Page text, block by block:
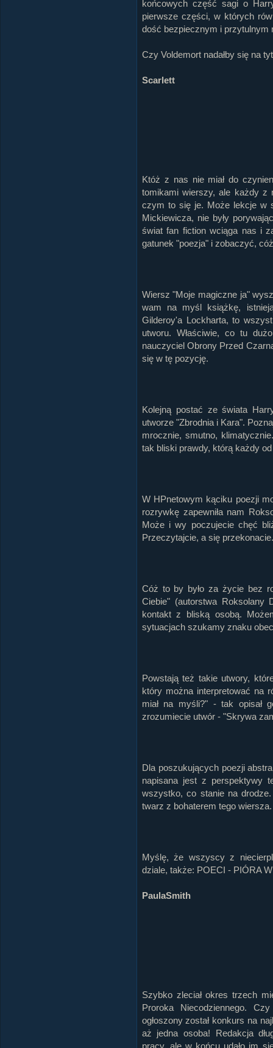
końcowych część sagi o
pierwsze części, w których
dość bezpiecznym i przytulnym
Czy Voldemort nadałby się na
Scarlett
Któż z nas nie miał do
tomikami wierszy, ale każdy
czym to się je. Może lekcje w
Mickiewicza, nie były
świat fan fiction wciąga nas i
gatunek "poezja" i zobaczyć,
Wiersz "Moje magiczne ja"
wam na myśl książkę,
Gilderoy'a Lockharta, to
utworu. Właściwie, co tu
nauczyciel Obrony Przed
się w tę pozycję.
Kolejną postać ze świata
utworze "Zbrodnia i Kara".
mrocznie, smutno,
tak bliski prawdy, którą każdy
W HPnetowym kąciku poezji
rozrywkę zapewniła nam
Może i wy poczujecie chęć
Przeczytajcie, a się przekonacie.
Cóż to by było za życie bez
Ciebie" (autorstwa Roksolany
kontakt z bliską osobą.
sytuacjach szukamy znaku
Powstają też takie utwory,
który można interpretować na
miał na myśli?" - tak opisał
zrozumiecie utwór - "Skrywa
Dla poszukujących poezji
napisana jest z perspektywy
wszystko, co stanie na
twarz z bohaterem tego wiersza.
Myślę, że wszyscy z
dziale, także: POECI - PIÓRA
PaulaSmith
Szybko zleciał okres trzech
Proroka Niecodziennego.
ogłoszony został konkurs na
aż jedna osoba! Redakcja
pracy, ale w końcu udało im